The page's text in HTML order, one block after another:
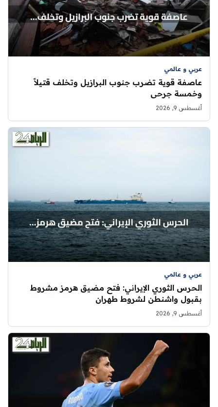
عربي و عالمي
عاصفة قوية تضرب جنوب البرازيل وتخلف قتيلاً
وخمسة جرحى
أغسطس 9, 2026
عربي و عالمي
الحرس الثوري الإيراني: فتح مضيق هرمز مشروط
بقبول واشنطن لشروط طهران
أغسطس 9, 2026